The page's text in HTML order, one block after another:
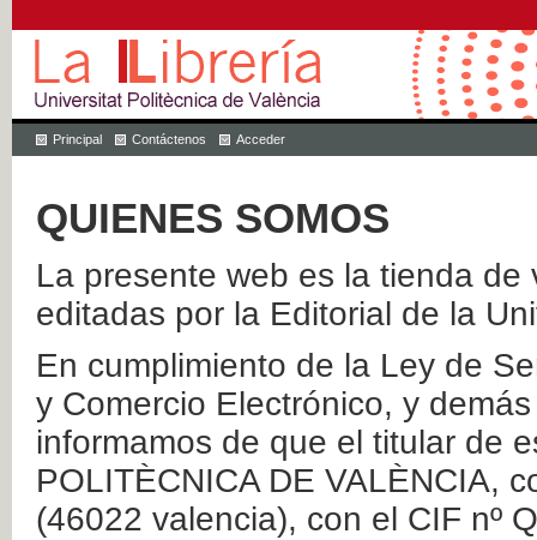
Principal Contáctenos Acceder
QUIENES SOMOS
La presente web es la tienda
editadas por la Editorial de la
En cumplimiento de la Ley de
y Comercio Electrónico, y
informamos de que el titular de
POLITÈCNICA DE VALÈNCIA,
(46022 valencia), con el CIF nº